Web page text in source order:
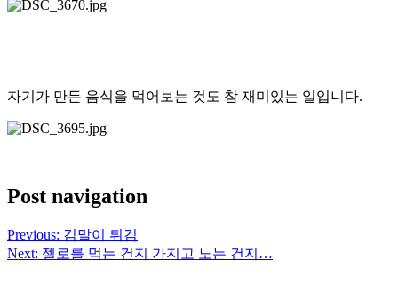
자기가 만든 음식을 먹어보는 것도 참 재미있는 일입니다.
Post navigation
Previous: 김말이 튀김
Next: 젤로를 먹는 건지 가지고 노는 건지…